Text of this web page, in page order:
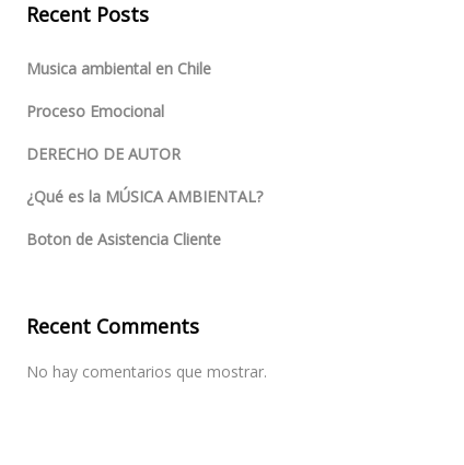
Recent Posts
Musica ambiental en Chile
Proceso Emocional
DERECHO DE AUTOR
¿Qué es la MÚSICA AMBIENTAL?
Boton de Asistencia Cliente
Recent Comments
No hay comentarios que mostrar.